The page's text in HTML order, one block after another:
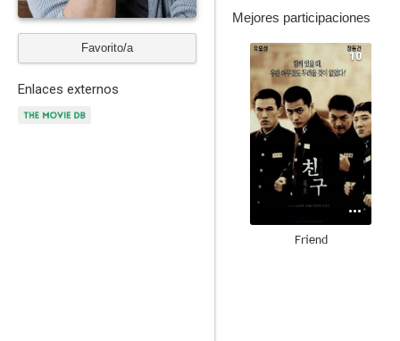
Favorito/a
Enlaces externos
Mejores participaciones
10
Friend